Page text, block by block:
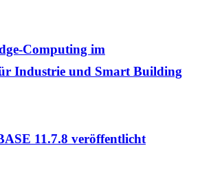
Computing im
Industrie und Smart Building
11.7.8 veröffentlicht